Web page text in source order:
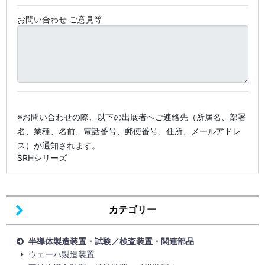
カテゴリー
半導体製造装置・試験／検査装置・関連部品
ウェーハ製造装置
お問い合わせ ご意見等
※お問い合わせの際、以下の出展者へご連絡先（所属名、部署
名、業種、名前、電話番号、郵便番号、住所、メールアドレ
ス）が通知されます。
SRHシリーズ